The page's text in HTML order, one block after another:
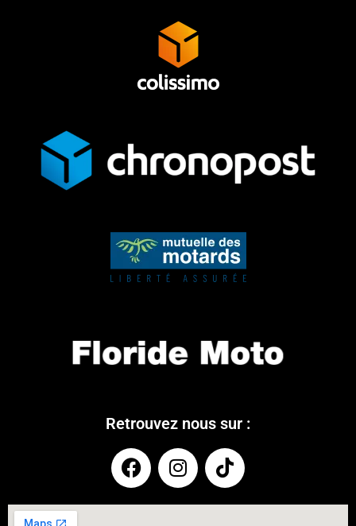
Retrouvez nous sur :